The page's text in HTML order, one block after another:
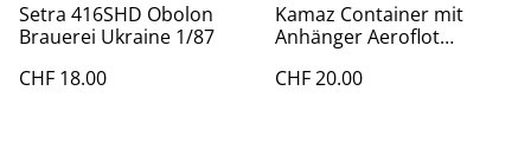
Setra 416SHD Obolon
Brauerei Ukraine 1/87
CHF 18.00
Kamaz Container mit
Anhänger Aeroflot
CHF 20.00